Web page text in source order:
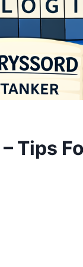
Tips